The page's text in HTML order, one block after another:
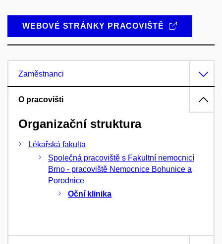
WEBOVÉ STRÁNKY PRACOVIŠTĚ
Zaměstnanci
O pracovišti
Organizační struktura
Lékařská fakulta
Společná pracoviště s Fakultní nemocnicí
Brno - pracoviště Nemocnice Bohunice a
Porodnice
Oční klinika